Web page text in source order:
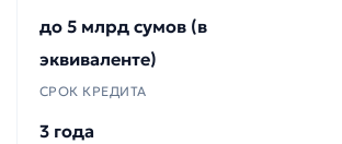
до 5 млрд сумов (в
эквиваленте)
СРОК КРЕДИТА
3 года